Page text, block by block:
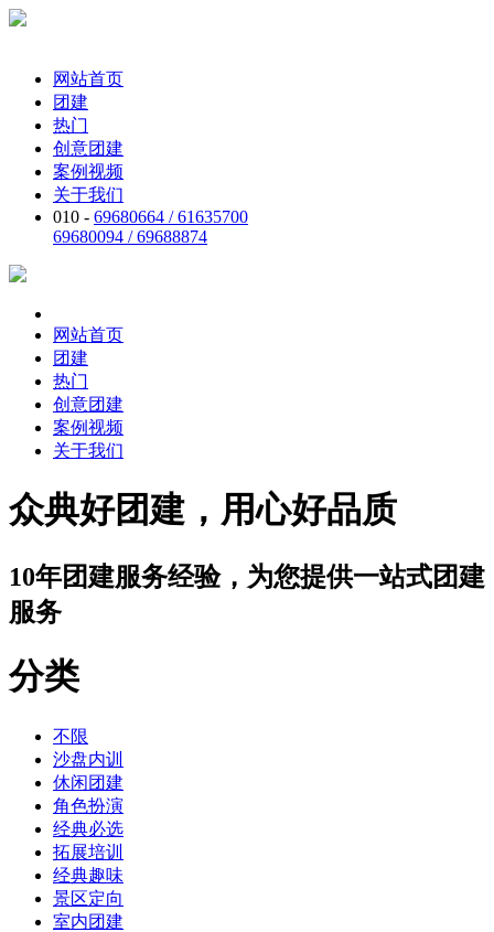
网站首页
团建
热门
创意团建
案例视频
关于我们
010 - 69680664 / 61635700
69680094 / 69688874
网站首页
团建
热门
创意团建
案例视频
关于我们
众典好团建，用心好品质
10年团建服务经验，为您提供一站式团建
服务
分类
不限
沙盘内训
休闲团建
角色扮演
经典必选
拓展培训
经典趣味
景区定向
室内团建